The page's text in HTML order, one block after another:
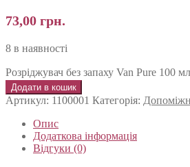
73,00 грн.
8 в наявності
Розріджувач без запаху Van Pure 100 мл
Додати в кошик
Артикул: 1100001 Категорія:
Опис
Додаткова інформація
Відгуки (0)